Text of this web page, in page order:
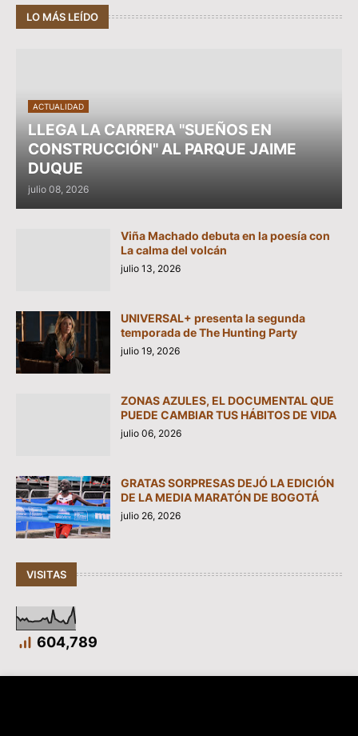
LO MÁS LEÍDO
ACTUALIDAD
LLEGA LA CARRERA "SUEÑOS EN
CONSTRUCCIÓN" AL PARQUE JAIME
DUQUE
julio 08, 2026
Viña Machado debuta en la poesía con
La calma del volcán
julio 13, 2026
UNIVERSAL+ presenta la segunda
temporada de The Hunting Party
julio 19, 2026
ZONAS AZULES, EL DOCUMENTAL QUE
PUEDE CAMBIAR TUS HÁBITOS DE VIDA
julio 06, 2026
GRATAS SORPRESAS DEJÓ LA EDICIÓN
DE LA MEDIA MARATÓN DE BOGOTÁ
julio 26, 2026
VISITAS
604,789